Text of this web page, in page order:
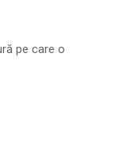
pe care o